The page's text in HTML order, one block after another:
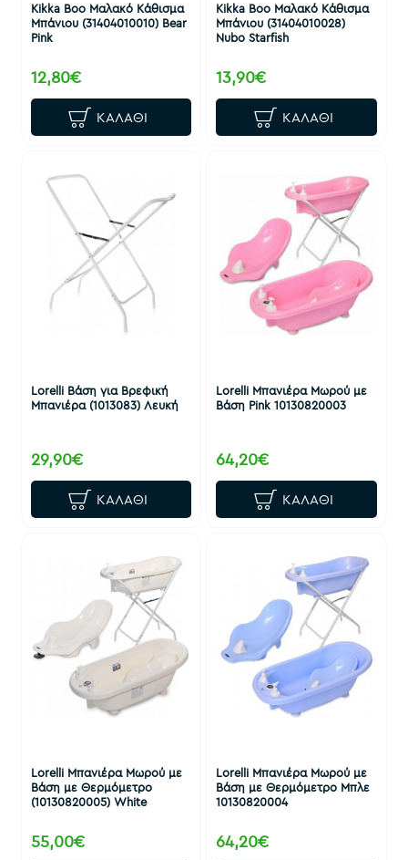
Kikka Boo Μαλακό Κάθισμα
Μπάνιου (31404010010) Bear
Pink
12,80€
ΚΑΛΆΘΙ
Kikka Boo Μαλακό Κάθισμα
Μπάνιου (31404010028)
Nubo Starfish
13,90€
ΚΑΛΆΘΙ
Lorelli Βάση για Βρεφική
Μπανιέρα (1013083) Λευκή
29,90€
ΚΑΛΆΘΙ
Lorelli Μπανιέρα Μωρού με
Βάση Pink 10130820003
64,20€
ΚΑΛΆΘΙ
Lorelli Μπανιέρα Μωρού με
Βάση με Θερμόμετρο
(10130820005) White
55,00€
Lorelli Μπανιέρα Μωρού με
Βάση με Θερμόμετρο Μπλε
10130820004
64,20€